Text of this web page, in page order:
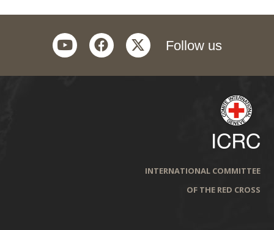
Follow us
twitter
facebook
youtube
INTERNATIONAL COMMITTEE
OF THE RED CROSS